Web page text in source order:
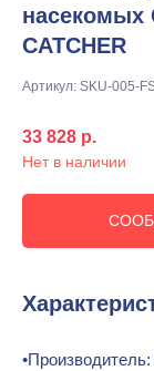
насекомых
CATCHER
Артикул: SKU-005-
33 828 р.
Нет в наличии